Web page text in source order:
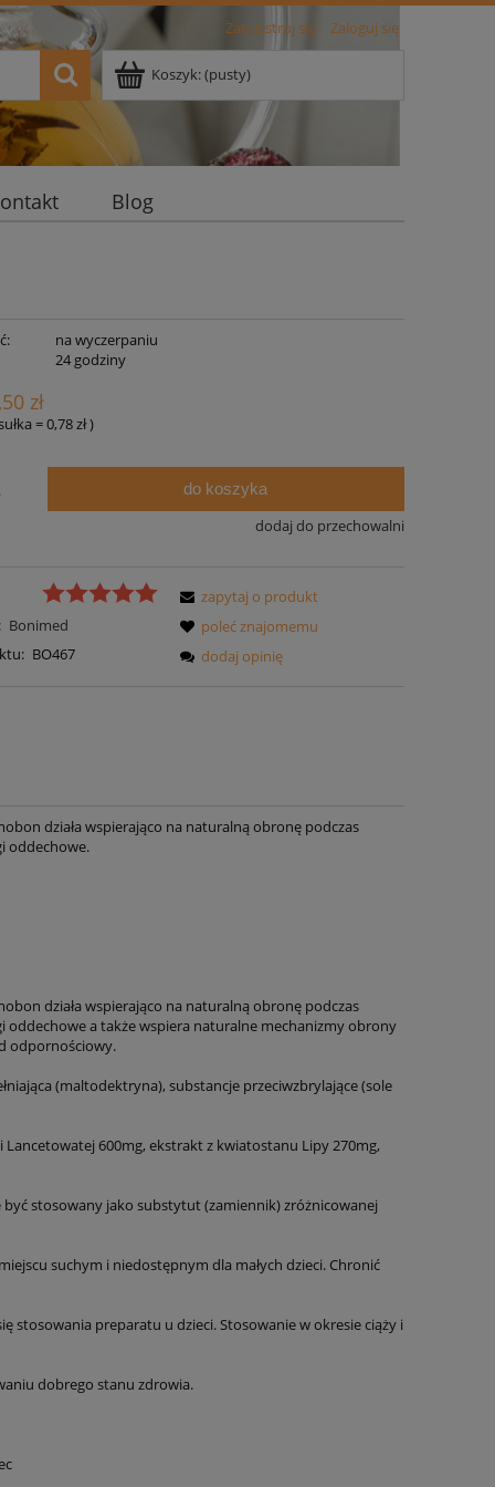
Zarejestruj się Zaloguj się
Koszyk:(pusty)
Blog
na wyczerpaniu
24 godziny
zł
=0,78 zł)
do koszyka
dodaj do przechowalni
Bonimed
BO467
zapytaj o produkt
poleć znajomemu
dodaj opinię
działa wspierająco na naturalną obronę podczas
oddechowe.
działa wspierająco na naturalną obronę podczas
oddechowe a także wspiera naturalne mechanizmy obrony
odpornościowy.
(maltodektryna), substancje przeciwzbrylające (sole
600mg, ekstrakt z kwiatostanu Lipy 270mg,
być stosowany jako substytut (zamiennik) zróżnicowanej
suchym i niedostępnym dla małych dzieci. Chronić
stosowania preparatu u dzieci. Stosowanie w okresie ciąży i
dobrego stanu zdrowia.